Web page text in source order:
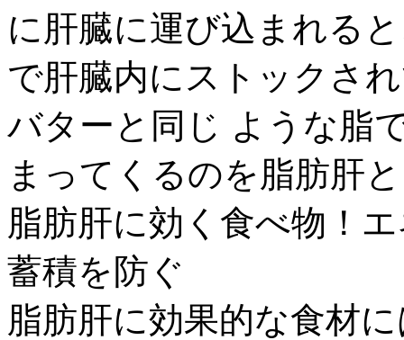
に肝臓に運び込まれる
で肝臓内にストックさ
バターと同じ ような脂
まってくるのを脂肪肝
脂肪肝に効く食べ物！
蓄積を防ぐ
脂肪肝に効果的な食材